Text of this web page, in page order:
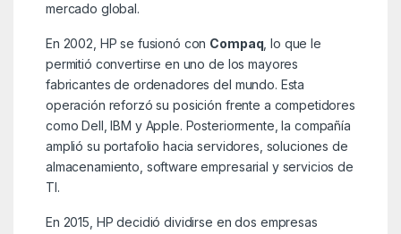
mercado global.
En 2002, HP se fusionó con Compaq , lo que le
permitió convertirse en uno de los mayores
fabricantes de ordenadores del mundo. Esta
operación reforzó su posición frente a competidores
como Dell, IBM y Apple. Posteriormente, la compañía
amplió su portafolio hacia servidores, soluciones de
almacenamiento, software empresarial y servicios de
TI.
En 2015, HP decidió dividirse en dos empresas